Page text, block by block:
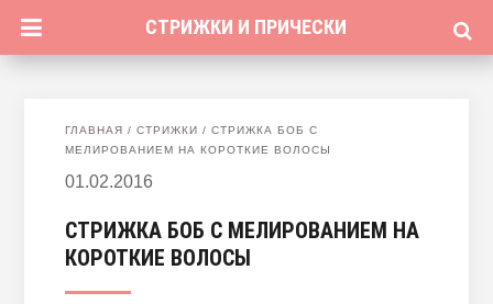
СТРИЖКИ И ПРИЧЕСКИ
ГЛАВНАЯ / СТРИЖКИ / СТРИЖКА БОБ С
МЕЛИРОВАНИЕМ НА КОРОТКИЕ ВОЛОСЫ
01.02.2016
СТРИЖКА БОБ С МЕЛИРОВАНИЕМ НА
КОРОТКИЕ ВОЛОСЫ